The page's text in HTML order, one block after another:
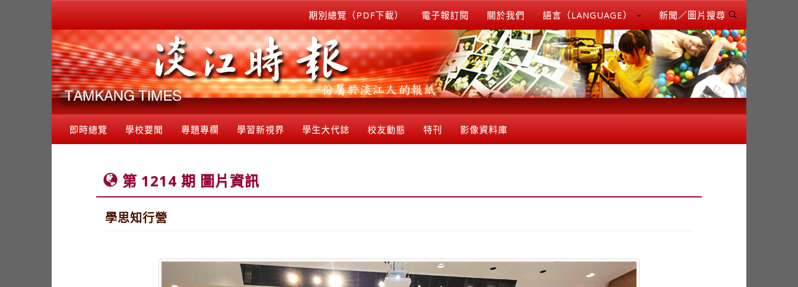
期別總覽（PDF下載） 電子報訂閱 關於我們 語言（LANGUAGE） 新聞／圖片搜尋
即時總覽 學校要聞 專題專欄 學習新視界 學生大代誌 校友動態 特刊 影像資料庫
第 1214 期 圖片資訊
學思知行營